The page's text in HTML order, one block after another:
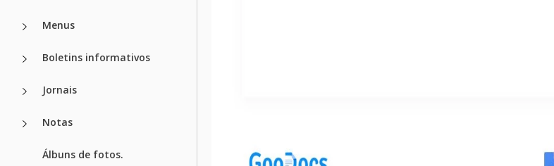
Menus
Boletins informativos
Jornais
Notas
Álbuns de fotos.